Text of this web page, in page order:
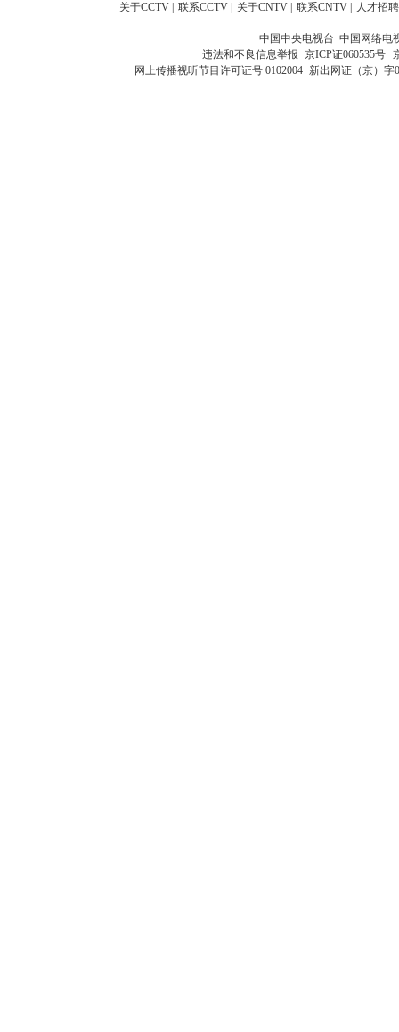
关于CCTV 联系CCTV 关于CNTV 联系CNTV 人才招聘
中国中央电视台 中国网络电
违法和不良信息举报 京ICP证060535号
网上传播视听节目许可证号 0102004 新出网证（京）